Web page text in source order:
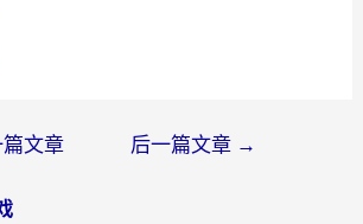
文章 后一篇文章 →